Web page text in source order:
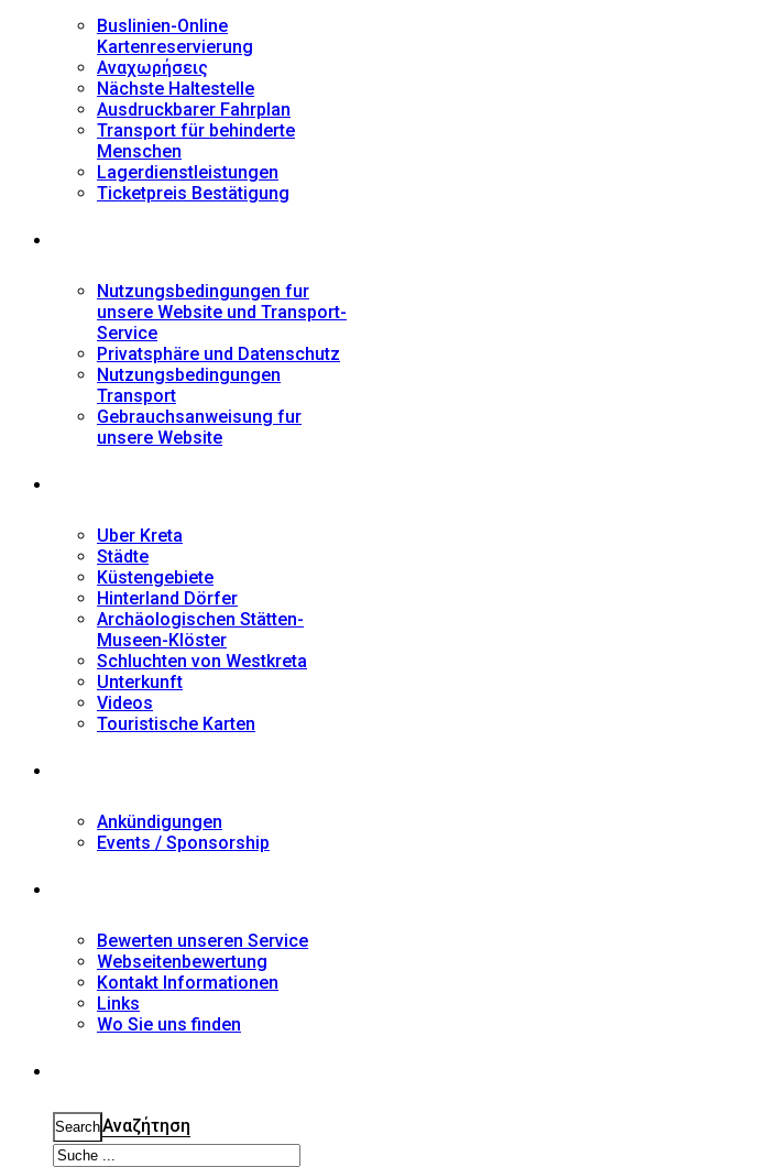
Buslinien-Online
Kartenreservierung
Αναχωρήσεις
Nächste Haltestelle
Αusdruckbarer Fahrplan
Transport für behinderte
Menschen
Lagerdienstleistungen
Ticketpreis Bestätigung
Nutzungsbedingungen fur
unsere Website und Transport-
Service
Privatsphäre und Datenschutz
Nutzungsbedingungen
Transport
Gebrauchsanweisung fur
unsere Website
Uber Kreta
Städte
Küstengebiete
Hinterland Dörfer
Archäologischen Stätten-
Museen-Klöster
Schluchten von Westkreta
Unterkunft
Videos
Touristische Karten
Ankündigungen
Events / Sponsorship
Bewerten unseren Service
Webseitenbewertung
Kontakt Informationen
Links
Wo Sie uns finden
SearchΑναζήτηση